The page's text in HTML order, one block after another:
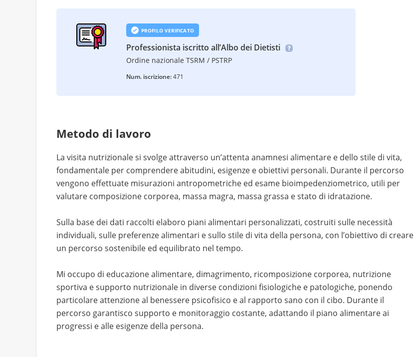
PROFILO VERIFICATO
Professionista iscritto all’Albo dei Dietisti
Ordine nazionale TSRM / PSTRP
Num. iscrizione:471
Metodo di lavoro
La visita nutrizionale si svolge attraverso un’attenta anamnesi alimentare e dello stile di vita,
fondamentale per comprendere abitudini, esigenze e obiettivi personali. Durante il percorso
vengono effettuate misurazioni antropometriche ed esame bioimpedenziometrico, utili per
valutare composizione corporea, massa magra, massa grassa e stato di idratazione.
Sulla base dei dati raccolti elaboro piani alimentari personalizzati, costruiti sulle necessità
individuali, sulle preferenze alimentari e sullo stile di vita della persona, con l’obiettivo di creare
un percorso sostenibile ed equilibrato nel tempo.
Mi occupo di educazione alimentare, dimagrimento, ricomposizione corporea, nutrizione
sportiva e supporto nutrizionale in diverse condizioni fisiologiche e patologiche, ponendo
particolare attenzione al benessere psicofisico e al rapporto sano con il cibo. Durante il
percorso garantisco supporto e monitoraggio costante, adattando il piano alimentare ai
progressi e alle esigenze della persona.